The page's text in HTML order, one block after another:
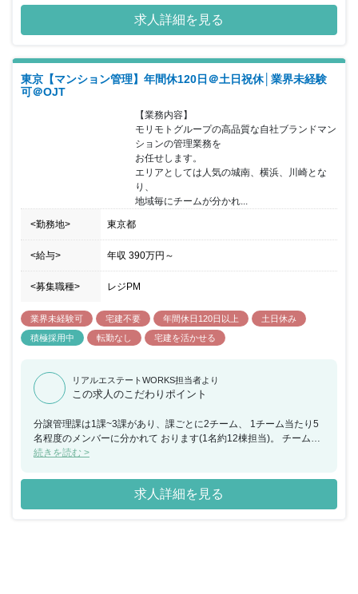
を進めており、未経験から不動産業界にチャレンジができ、長期的
にキャリアを築きながら、将来の管理職候補としてご活躍いただけ
ます。年齢や年次に関係なく、働きぶりに応じて正当評価がされる
務を継続できる環境がございます。また「完全週休2日制／残業少
なめ／長期休暇9連休年３回／転勤なし／各種手当充実」により、
仕事とプライベートのメリハリを築きやすく、ワークライフバラン
求人詳細を見る
東京【マンション管理】年間休120日＠土日祝休│業界未経験
可＠OJT
【業務内容】
モリモトグループの高品質な自社ブランドマン
ションの管理業務を
お任せします。
エリアとしては人気の城南、横浜、川崎とな
り、
地域毎にチームが分かれ...
<勤務地> 東京都
<給与> 年収 390万円 ～
<募集職種> レジPM
業界未経験可 宅建不要 年間休日120日以上
土日休み
積極採用中
転勤なし 宅建を活かせる
リアルエステートWORKS担当者より
この求人のこだわりポイント
分譲管理課は1課~3課があり、課ごとに2チーム、 1チーム当たり5
名程度のメンバーに分かれて おります(1名約12棟担当)。 チーム制
により、常に情報共有を行う仕組みが作られ、 チームのメンバーが
トラブルが起こっても一人 で悩むのでなく、何でも相談できる雰囲
気です。 マンション管理未経験の中途入社者も多く、 業務未経験
からでも馴染み安い雰囲気です。 仕事柄、マンションの理事会等で
続きを読む >
求人詳細を見る